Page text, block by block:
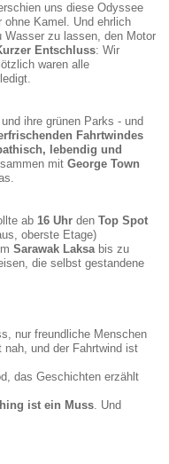
uns diese Odyssee
ohne Kamel. Und ehrlich
Wasser zu lassen, den Motor
Entschluss: Wir
waren alle
ihre grünen Parks - und
Fahrtwindes
lebendig und
mit George Town
ab 16 Uhr den Top Spot
oberste Etage)
Sarawak Laksabis zu
die selbst gestandene
nur freundliche Menschen
nah, und der Fahrtwind ist
das Geschichten erzählt
ist ein Muss. Und